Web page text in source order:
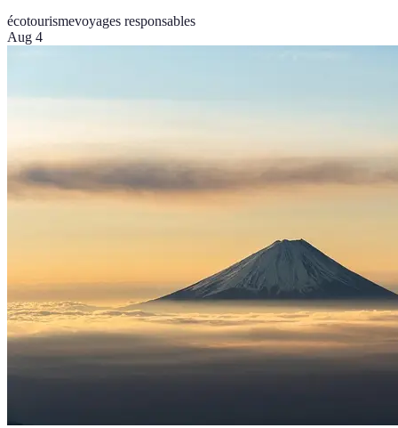
écotourismevoyages responsables
Aug 4